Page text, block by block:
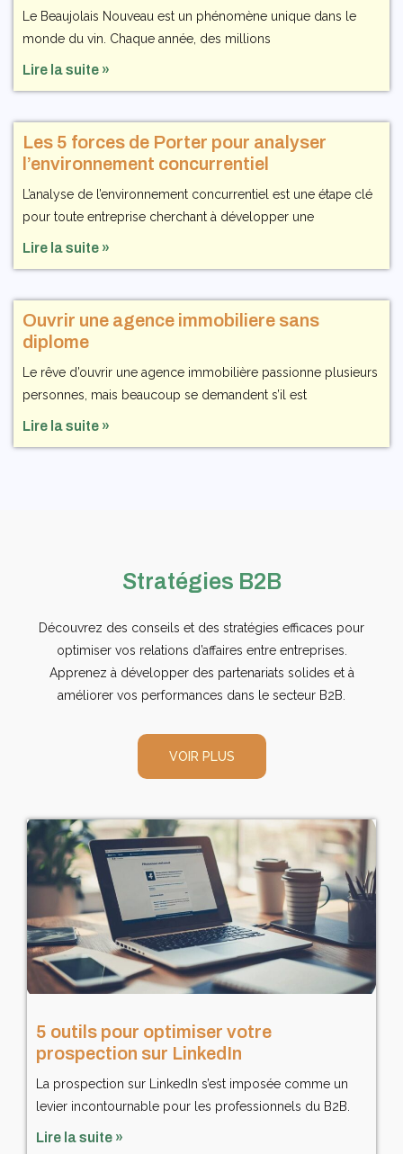
Le Beaujolais Nouveau est un phénomène unique dans le
monde du vin. Chaque année, des millions
Lire la suite »
Les 5 forces de Porter pour analyser
l’environnement concurrentiel
L’analyse de l’environnement concurrentiel est une étape clé
pour toute entreprise cherchant à développer une
Lire la suite »
Ouvrir une agence immobiliere sans
diplome
Le rêve d’ouvrir une agence immobilière passionne plusieurs
personnes, mais beaucoup se demandent s’il est
Lire la suite »
Stratégies B2B
Découvrez des conseils et des stratégies efficaces pour
optimiser vos relations d’affaires entre entreprises.
Apprenez à développer des partenariats solides et à
améliorer vos performances dans le secteur B2B.
VOIR PLUS
5 outils pour optimiser votre
prospection sur LinkedIn
La prospection sur LinkedIn s’est imposée comme un
levier incontournable pour les professionnels du B2B.
Lire la suite »